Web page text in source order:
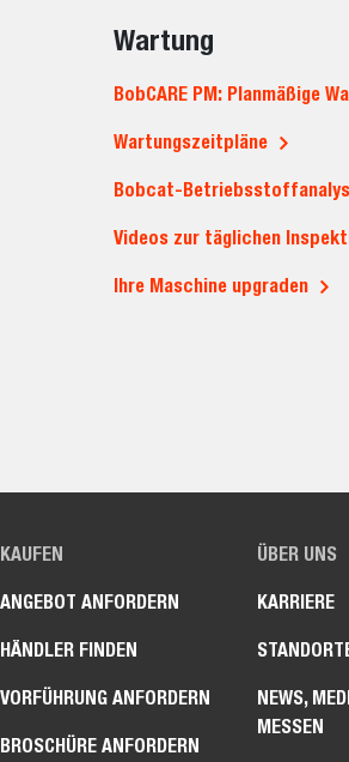
Wartung
BobCARE PM: Planmäßige
Wartungszeitpläne
Bobcat-
Videos zur täglichen
Ihre Maschine upgraden
KAUFEN
ANGEBOT ANFORDERN
HÄNDLER FINDEN
VORFÜHRUNG ANFORDERN
BROSCHÜRE ANFORDERN
ÜBER UNS
KARRIERE
NEWS,
MESSEN